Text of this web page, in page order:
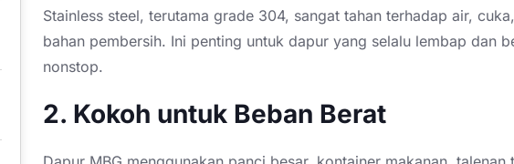
Stainless steel, terutama grade 304, sangat tahan terhadap air,
bahan pembersih. Ini penting untuk dapur yang selalu lembap dan
nonstop.
2. Kokoh untuk Beban Berat